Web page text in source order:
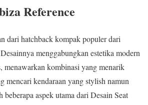
Reference
dari hatchback kompak populer dari
menggabungkan estetika modern
menawarkan kombinasi yang menarik
mencari kendaraan yang stylish namun
aspek utama dari Desain Seat